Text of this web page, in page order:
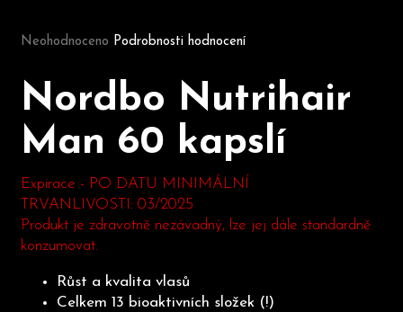
Neohodnoceno Podrobnosti hodnocení
Nordbo Nutrihair
Man 60 kapslí
Expirace - PO DATU MINIMÁLNÍ
TRVANLIVOSTI: 03/2025
Produkt je zdravotně nezávadný, lze jej dále standardně
konzumovat.
Růst a kvalita vlasů
Celkem 13 bioaktivních složek (!)
o
o
č
u
j
e